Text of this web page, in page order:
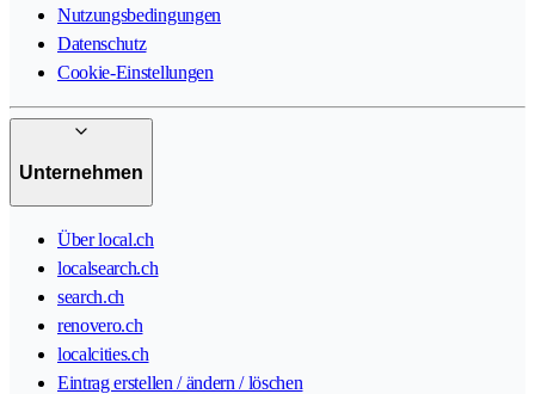
Nutzungsbedingungen
Datenschutz
Cookie-Einstellungen
Unternehmen
Über local.ch
localsearch.ch
search.ch
renovero.ch
localcities.ch
Eintrag erstellen / ändern / löschen